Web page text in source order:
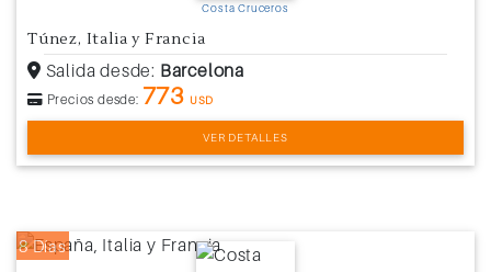
Costa Cruceros
Túnez, Italia y Francia
Salida desde: Barcelona
Precios desde: 773 USD
VER DETALLES
8 Días